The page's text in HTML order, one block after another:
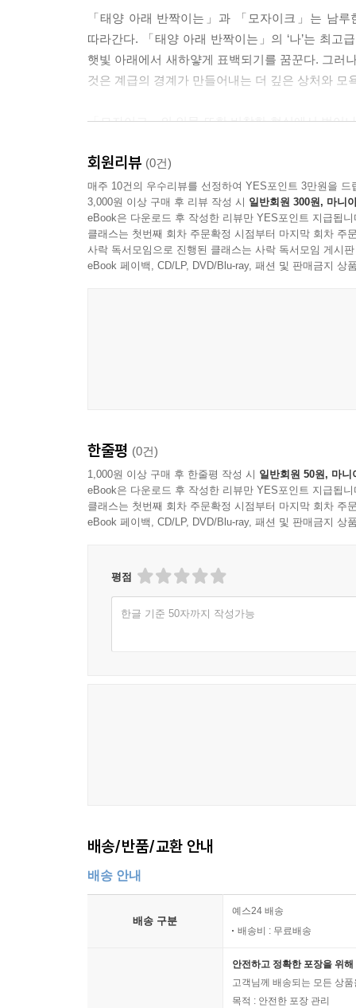
서도 공감을 이끌어내는 페이소스를 지닌 진정한
--- p.108 「익명의 마왕으로부터」 중에서
꿈은 빛이었다. 하지만 희망이 사라지자 우리는
세상 누가 인정해주지 않더라도 나만은 나를 아니
--- p.153-154 「모자이크」 중에서
아이의 눈이 수하를 올려다봤다.
—이제 어떻게 돼?
아이의 목소리는 또랑또랑했다. 이 도시에 남아
바늘이 바쁘게 실을 감아 한발짝씩 나아가기 시
사히 어딘가에, 어떤 상태에 도달하리라는 것을,
--- pp.225-226 「딸과 깍 사이」 중에서
「태양 아래 반짝이는」과 「모자이크」는 남
따라간다. 「태양 아래 반짝이는」의 ‘나’는 최
햇빛 아래에서 새하얗게 표백되기를 꿈꾼다. 그러
것은 계급의 경계가 만들어내는 더 깊은 상처와 모
「모자이크」의 인물 또한 비참한 현실에서 벗어
부품으로 전락해 본연의 가치를 잃어가는 이들의
“그러므로 내가 무너뜨렸다고 생각한 것,
내가 넘었다고 생각한 경계도 모두 허울이었다”
생존의 압박 앞에서 인간의 윤리와 존엄이 얼마
풍경 앞에서 이상하리만치 고요하고 서늘한 해
타인을 밀어내는 현실을 드러냈다면, 이 두 작
장면들을 비춘다.
폐허가 된 자리에서 두 형제의 비극을 그린다.
인물에게 남기는 상처를 환기한다. 한편 「딸과
효율의 논리 아래 가려져 있던 인간적 감각이 되살
작가의 말
쓰인 이야기들을 묶으며 새삼 작품에 등장하는
혹은 그 말을 듣고 계속 살아내야 하는 사람들의 표
이토록 빠르게 바뀌어가는 세상에서, 이 이야
잠시나마 응시할 사람이 있을지. 독자 중에 그런
회원리뷰 (0건)
매주 10건의 우수리뷰를 선정하여 YES포인트 3만원을 드
3,000원 이상 구매 후 리뷰 작성 시 일반회원 300원, 마니
eBook은 다운로드 후 작성한 리뷰만 YES포인트 지급됩니
클래스는 첫번째 회차 주문확정 시점부터 마지막 회차 주
사락 독서모임으로 진행된 클래스는 사락 독서모임 게시
eBook 페이백, CD/LP, DVD/Blu-ray, 패션 및 판매금지 상
한줄평 (0건)
1,000원 이상 구매 후 한줄평 작성 시 일반회원 50원, 마니
eBook은 다운로드 후 작성한 리뷰만 YES포인트 지급됩니
클래스는 첫번째 회차 주문확정 시점부터 마지막 회차 주
eBook 페이백, CD/LP, DVD/Blu-ray, 패션 및 판매금지 상
평점
한글 기준 50자까지 작성가능
배송/반품/교환 안내
배송 안내
배송 구분
예스24 배송
배송비 : 무료배송
안전하고 정확한 포장을 위
고객님께 배송되는 모든 상
목적 : 안전한 포장 관리